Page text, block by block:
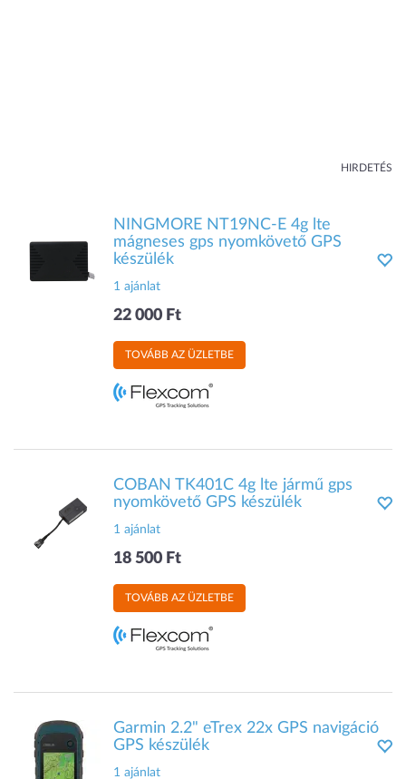
HIRDETÉS
NINGMORE NT19NC-E 4g lte
mágneses gps nyomkövető GPS
készülék
1 ajánlat
22 000 Ft
TOVÁBB AZ ÜZLETBE
COBAN TK401C 4g lte jármű gps
nyomkövető GPS készülék
1 ajánlat
18 500 Ft
TOVÁBB AZ ÜZLETBE
Garmin 2.2" eTrex 22x GPS navigáció
GPS készülék
1 ajánlat